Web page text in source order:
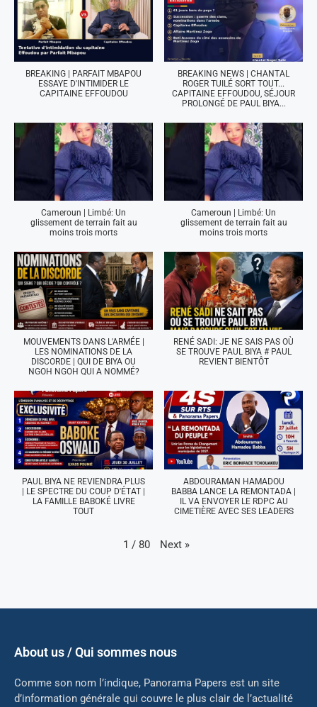
BREAKING | PARFAIT MBAPOU
ESSAYE D'INTIMIDER LE
CAPITAINE EFFOUDOU
BREAKING NEWS | CHANTAL
ROGER TUILÉ SORT TOUT...
CAPITAINE EFFOUDOU, SÉJOUR
PROLONGÉ DE PAUL BIYA...
Cameroun | Limbé: Un
glissement de terrain fait au
moins trois morts
Cameroun | Limbé: Un
glissement de terrain fait au
moins trois morts
MOUVEMENTS DANS L'ARMÉE |
LES NOMINATIONS DE LA
DISCORDE | QUI DE BIYA OU
NGOH NGOH QUI A NOMMÉ?
RENÉ SADI: JE NE SAIS PAS OÙ
SE TROUVE PAUL BIYA # PAUL
REVIENT BIENTÔT
PAUL BIYA NE REVIENDRA PLUS
| LE SPECTRE DU COUP D'ÉTAT |
LA FAMILLE BABOKÉ LIVRE
TOUT
ABDOURAMAN HAMADOU
BABBA LANCE LA REMONTADA |
IL VA ENVOYER LE RDPC AU
CIMETIÈRE AVEC SES LEADERS
1 / 80 Next »
About us / Qui sommes nous
Comme son nom l’indique, Panorama Papers est un site
d’information générale qui couvre le plus clair de l’actualité